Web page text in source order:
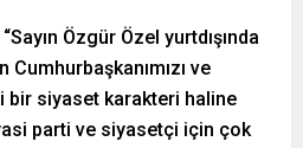
Özgür Özel yurtdışında
Cumhurbaşkanımızı ve
bir siyaset karakteri haline
parti ve siyasetçi için çok